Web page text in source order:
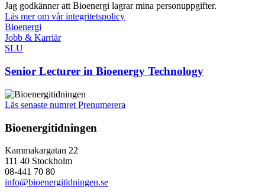
Jag godkänner att Bioenergi lagrar mina personuppgifter.
Läs mer om vår integritetspolicy
Bioenergi
Jobb & Karriär
SLU
Senior Lecturer in Bioenergy Technology
Läs senaste numret Prenumerera
Bioenergitidningen
Kammakargatan 22
111 40 Stockholm
08-441 70 80
info@bioenergitidningen.se